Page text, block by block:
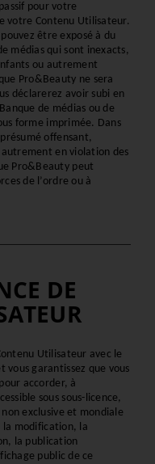
pour votre
votre Contenu Utilisateur.
être exposé à du
médias qui sont inexacts,
ou autrement
Pro&Beauty ne sera
déclarerez avoir subi en
de médias ou de
forme imprimée. Dans
offensant,
en violation des
Pro&Beauty peut
de l’ordre ou à
DE
Utilisateur avec le
vous garantissez que vous
accorder, à
sous sous-licence,
exclusive et mondiale
la modification, la
la publication
public de ce